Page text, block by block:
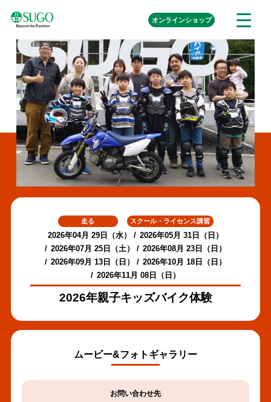
メ
ュ
ー
を
開
く
オンラインショップ外
部
ン
ク
走る スクール・ライセンス講習
2026年04月 29日（水）
2026年05月 31日（日）
2026年07月 25日（土）
2026年08月 23日（日）
2026年09月 13日（日）
2026年10月 18日（日）
2026年11月 08日（日）
2026年親子キッズバイク体験
ムービー&フォトギャラリー
お問い合わせ先